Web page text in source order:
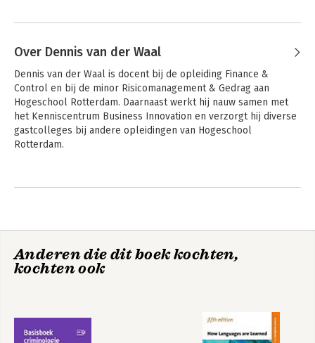
in de vorm van powerpoints.
Voor veel verschillende studierichtingen in het hoger
onderwijs geldt dat risicomanagement van belang is. Denk aan
opleidingen als Accountancy, Bedrijfskunde, Business Studies,
Finance & Control, Facility management en Integrale
veiligheidskunde. Daarnaast is het boek geschikt voor
professionals die werkzaam zijn binnen deze vakgebieden.
Over Dennis van der Waal
Dennis van der Waal is docent bij de opleiding Finance &
Control en bij de minor Risicomanagement & Gedrag aan
Hogeschool Rotterdam. Daarnaast werkt hij nauw samen met
het Kenniscentrum Business Innovation en verzorgt hij diverse
gastcolleges bij andere opleidingen van Hogeschool
Rotterdam.
Anderen die dit boek kochten,
kochten ook